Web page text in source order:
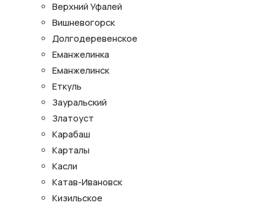
Верхний Уфалей
Вишневогорск
Долгодеревенское
Еманжелинка
Еманжелинск
Еткуль
Зауральский
Златоуст
Карабаш
Карталы
Касли
Катав-Ивановск
Кизильское